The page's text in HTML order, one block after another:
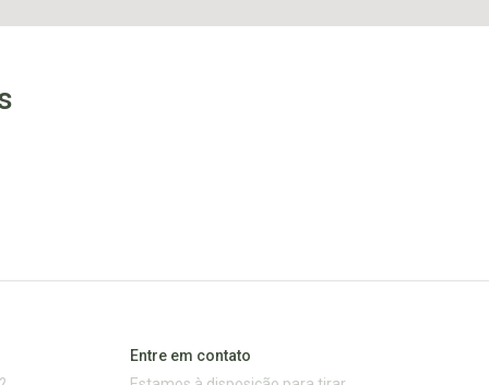
Entre em contato